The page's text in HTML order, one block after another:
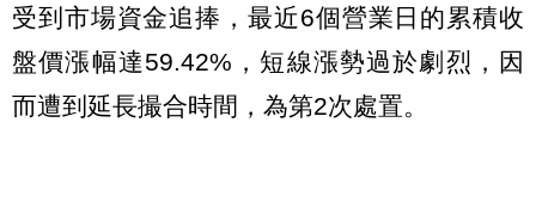
受到市場資金追捧，最近6個營業日的累積收
盤價漲幅達59.42%，短線漲勢過於劇烈，因
而遭到延長撮合時間，為第2次處置。